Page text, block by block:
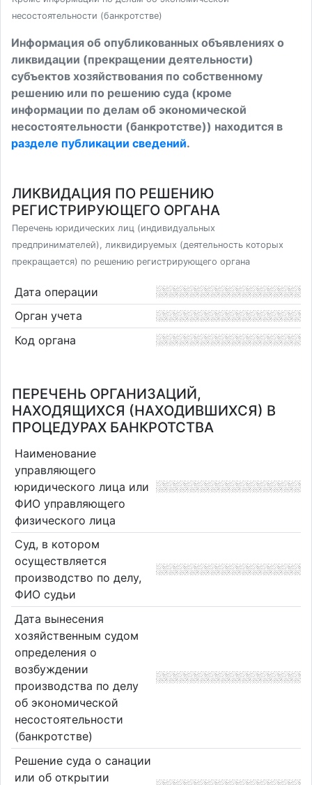
несостоятельности (банкротстве)
Информация об опубликованных объявлениях о
ликвидации (прекращении деятельности)
субъектов хозяйствования по собственному
решению или по решению суда (кроме
информации по делам об экономической
несостоятельности (банкротстве)) находится в
разделе публикации сведений.
ЛИКВИДАЦИЯ ПО РЕШЕНИЮ
РЕГИСТРИРУЮЩЕГО ОРГАНА
Перечень юридических лиц (индивидуальных
предпринимателей), ликвидируемых (деятельность которых
прекращается) по решению регистрирующего органа
Дата операции
Орган учета
Код органа
ПЕРЕЧЕНЬ ОРГАНИЗАЦИЙ,
НАХОДЯЩИХСЯ (НАХОДИВШИХСЯ) В
ПРОЦЕДУРАХ БАНКРОТСТВА
Наименование
управляющего
юридического лица или
ФИО управляющего
физического лица
Суд, в котором
осуществляется
производство по делу,
ФИО судьи
Дата вынесения
хозяйственным судом
определения о
возбуждении
производства по делу
об экономической
несостоятельности
(банкротстве)
Решение суда о санации
или об открытии